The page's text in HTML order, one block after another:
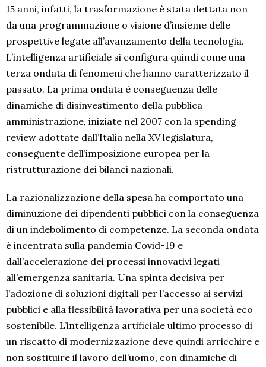
15 anni, infatti, la trasformazione è stata dettata non
da una programmazione o visione d’insieme delle
prospettive legate all’avanzamento della tecnologia.
L’intelligenza artificiale si configura quindi come una
terza ondata di fenomeni che hanno caratterizzato il
passato. La prima ondata è conseguenza delle
dinamiche di disinvestimento della pubblica
amministrazione, iniziate nel 2007 con la spending
review adottate dall’Italia nella XV legislatura,
conseguente dell’imposizione europea per la
ristrutturazione dei bilanci nazionali.
La razionalizzazione della spesa ha comportato una
diminuzione dei dipendenti pubblici con la conseguenza
di un indebolimento di competenze. La seconda ondata
è incentrata sulla pandemia Covid-19 e
dall’accelerazione dei processi innovativi legati
all’emergenza sanitaria. Una spinta decisiva per
l’adozione di soluzioni digitali per l’accesso ai servizi
pubblici e alla flessibilità lavorativa per una società eco
sostenibile. L’intelligenza artificiale ultimo processo di
un riscatto di modernizzazione deve quindi arricchire e
non sostituire il lavoro dell’uomo, con dinamiche di